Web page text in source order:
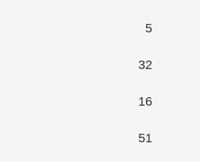
5
32
16
51